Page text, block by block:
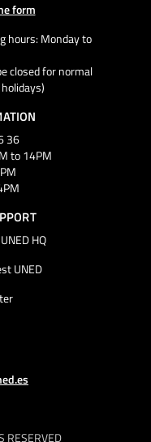
RESERVED
form
hours: Monday to
closed for normal
36
to 14PM
HQ
UNED